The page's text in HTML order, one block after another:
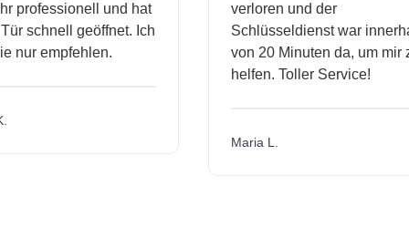
professionell und hat
schnell geöffnet. Ich
nur empfehlen.
verloren und der
Schlüsseldienst war
von 20 Minuten da, um mir
helfen. Toller Service!
Maria L.